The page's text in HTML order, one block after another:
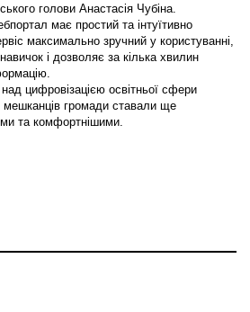
голови Анастасія Чубіна.
має простий та інтуїтивно
максимально зручний у користуванні,
і дозволяє за кілька хвилин
цифровізацією освітньої сфери
громади ставали ще
та комфортнішими.